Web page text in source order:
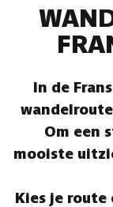
In de
Om een
mooiste
Kies je route